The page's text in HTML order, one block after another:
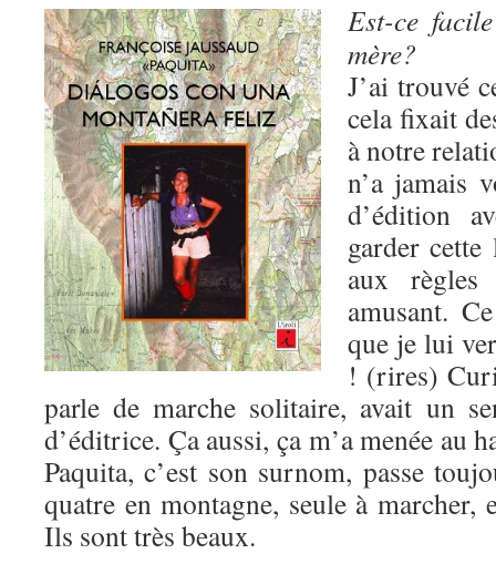
Est-ce
mère?
J’ai trouvé
cela fixait
à notre
n’a jamais
d’édition
garder
aux règles
amusant.
que je lui
! (rires)
parle de marche solitaire, avait un
d’éditrice. Ça aussi, ça m’a menée au
Paquita, c’est son surnom, passe
quatre en montagne, seule à marcher,
Ils sont très beaux.